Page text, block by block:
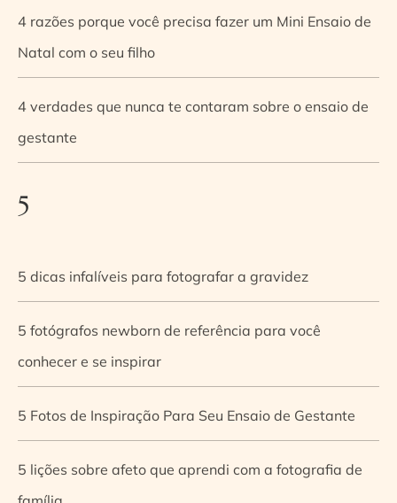
4 razões porque você precisa fazer um Mini Ensaio de
Natal com o seu filho
4 verdades que nunca te contaram sobre o ensaio de
gestante
5
5 dicas infalíveis para fotografar a gravidez
5 fotógrafos newborn de referência para você
conhecer e se inspirar
5 Fotos de Inspiração Para Seu Ensaio de Gestante
5 lições sobre afeto que aprendi com a fotografia de